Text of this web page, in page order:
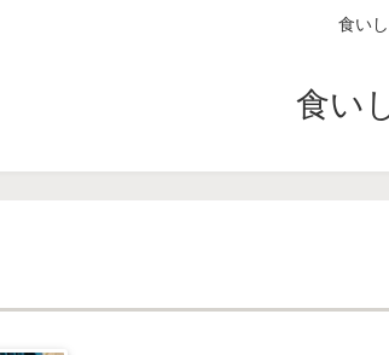
食い
食い